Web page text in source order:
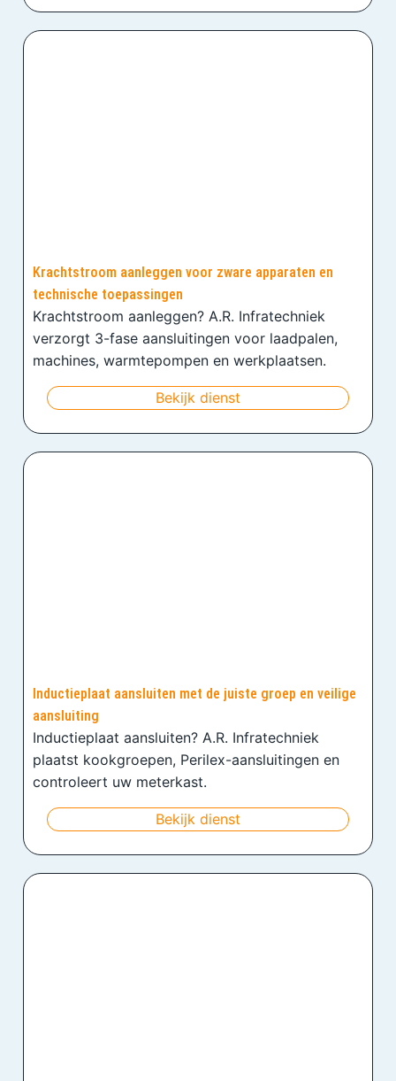
Krachtstroom aanleggen voor zware apparaten en
technische toepassingen
Krachtstroom aanleggen? A.R. Infratechniek
verzorgt 3-fase aansluitingen voor laadpalen,
machines, warmtepompen en werkplaatsen.
Bekijk dienst
Inductieplaat aansluiten met de juiste groep en veilige
aansluiting
Inductieplaat aansluiten? A.R. Infratechniek
plaatst kookgroepen, Perilex-aansluitingen en
controleert uw meterkast.
Bekijk dienst